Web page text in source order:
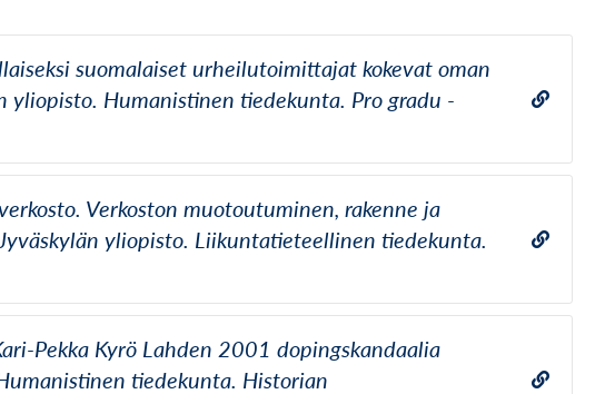
suomalaiset urheilutoimittajat kokevat oman
yliopisto. Humanistinen tiedekunta. Pro gradu -
Verkoston muotoutuminen, rakenne ja
yliopisto. Liikuntatieteellinen tiedekunta.
Pekka Kyrö Lahden 2001 dopingskandaalia
tiedekunta. Historian